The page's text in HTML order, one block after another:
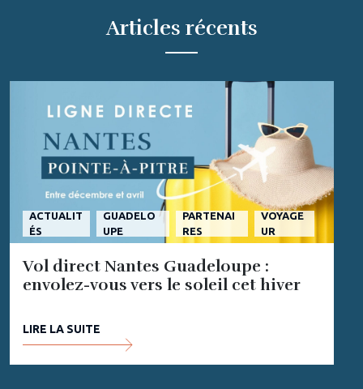
Articles récents
ACTUALIT
ÉS
GUADELO
UPE
PARTENAI
RES
VOYAGE
UR
Vol direct Nantes Guadeloupe :
envolez-vous vers le soleil cet hiver
LIRE LA SUITE